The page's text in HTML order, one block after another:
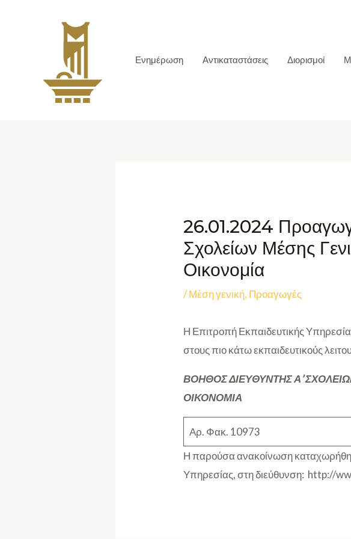
Ενημέρωση Αντικαταστάσεις Διορισμοί
26.01.2024
Σχολείων Μέσης
Οικονομία
/Μέση γενική, Προαγωγές
Η Επιτροπή Εκπαιδευτικής
στους πιο κάτω εκπαιδευτικούς
ΒΟΗΘΟΣ ΔΙΕΥΘΥΝΤΗΣ Α’
ΟΙΚΟΝΟΜΙΑ
Αρ. Φακ. 10973
Η παρούσα ανακοίνωση
Υπηρεσίας, στη διεύθυνση: http://